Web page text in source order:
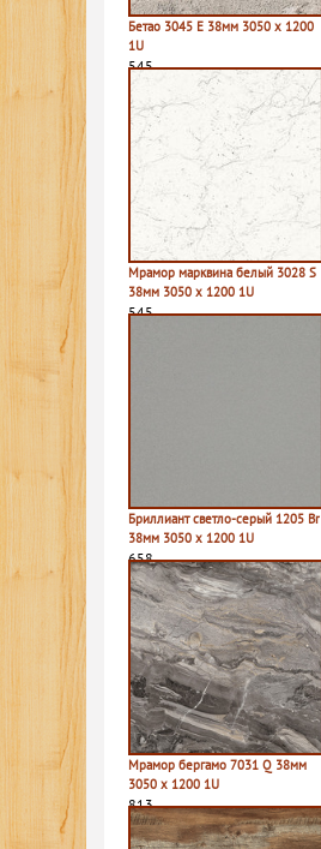
Бетао 3045 E 38мм 3050 х 1200
1U
545
Мрамор марквина белый 3028 S
38мм 3050 х 1200 1U
545
Бриллиант светло-серый 1205 Br
38мм 3050 х 1200 1U
658
Мрамор бергамо 7031 Q 38мм
3050 х 1200 1U
813